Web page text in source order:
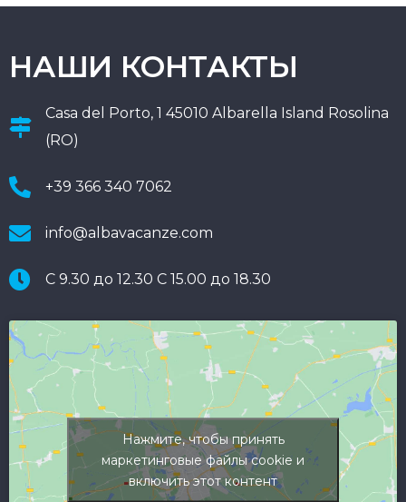
НАШИ КОНТАКТЫ
Casa del Porto, 1 45010 Albarella Island Rosolina
(RO)
+39 366 340 7062
info@albavacanze.com
С 9.30 до 12.30 С 15.00 до 18.30
Нажмите, чтобы принять
маркетинговые файлы cookie и
включить этот контент